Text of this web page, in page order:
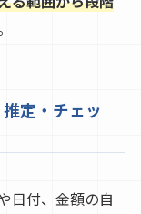
定・チェッ
日付、金額の自